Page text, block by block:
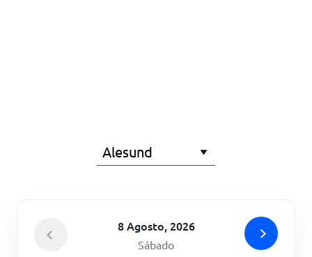
8 Agosto, 2026
Sábado